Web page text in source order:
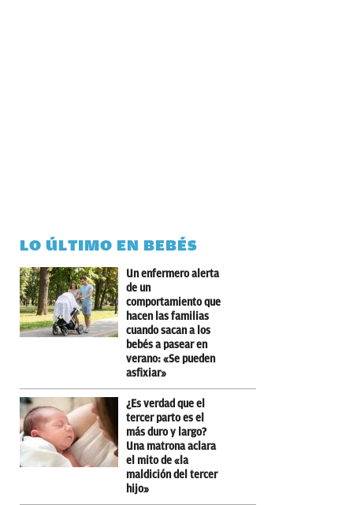
LO ÚLTIMO EN BEBÉS
Un enfermero alerta
de un
comportamiento que
hacen las familias
cuando sacan a los
bebés a pasear en
verano: «Se pueden
asfixiar»
¿Es verdad que el
tercer parto es el
más duro y largo?
Una matrona aclara
el mito de «la
maldición del tercer
hijo»